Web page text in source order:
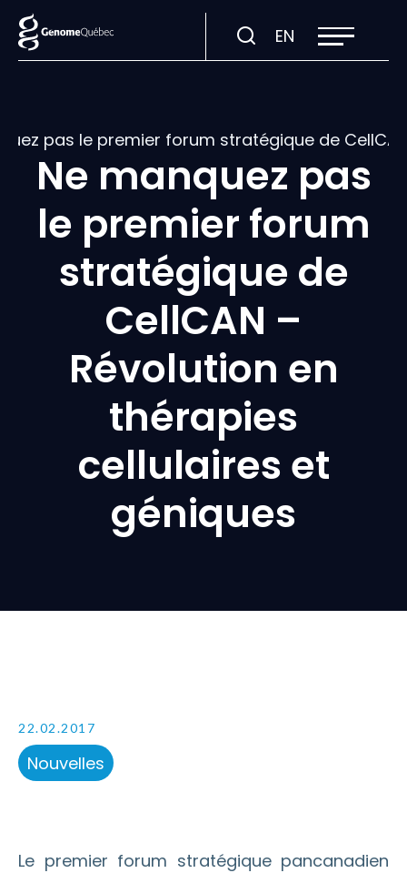
EN Visiter
la
:
la
navigation
du
pas le premier forum stratégique de
Ne manquez pas
le premier forum
stratégique de
CellCAN –
Révolution en
thérapies
cellulaires et
géniques
22.02.2017
Nouvelles
Le premier forum stratégique pancanadien